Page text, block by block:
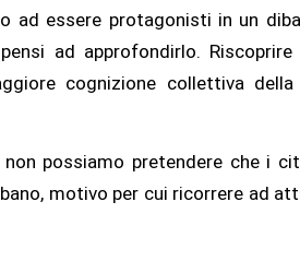
ad essere protagonisti in un
ad approfondirlo.
cognizione collettiva
possiamo pretendere che i
motivo per cui ricorrere ad